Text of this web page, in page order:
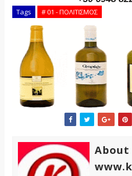
Tags # 01 - ΠΟΛΙΤΙΣΜΟΣ
About